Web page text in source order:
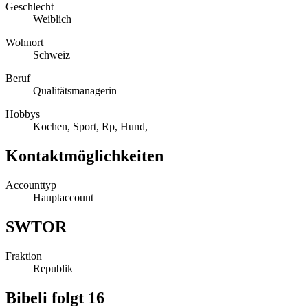
Geschlecht
Weiblich
Wohnort
Schweiz
Beruf
Qualitätsmanagerin
Hobbys
Kochen, Sport, Rp, Hund,
Kontaktmöglichkeiten
Accounttyp
Hauptaccount
SWTOR
Fraktion
Republik
Bibeli folgt 16